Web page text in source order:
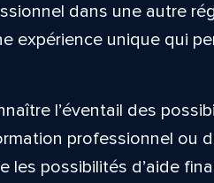
dans une autre
expérience unique qui
l’éventail des
professionnel ou
les possibilités d’aide